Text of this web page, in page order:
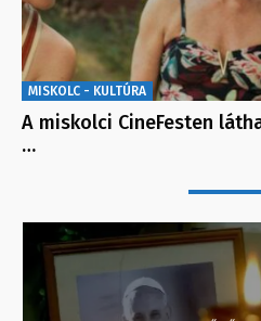
MISKOLC - KULTÚRA
A miskolci CineFesten
…